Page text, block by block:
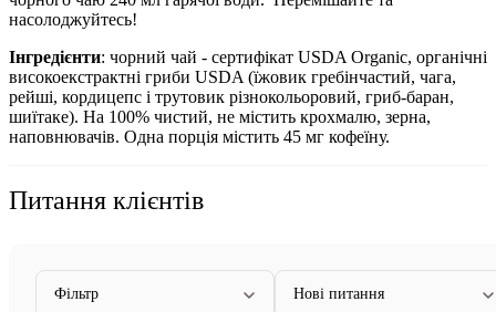
насолоджуйтесь!
Інгредієнти: чорний чай - сертифікат USDA Organic, органічні
високоекстрактні гриби USDA (їжовик гребінчастий, чага,
рейші, кордицепс і трутовик різнокольоровий, гриб-баран,
шиїтаке). На 100% чистий, не містить крохмалю, зерна,
наповнювачів. Одна порція містить 45 мг кофеїну.
Питання клієнтів
Фільтр Нові питання